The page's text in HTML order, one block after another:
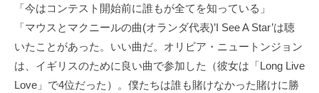
「今はコンテスト開始前に誰もが全てを知っている」
「マウスとマクニールの曲(オランダ代表)’I See A Star’は聴
いたことがあった。いい曲だ。オリビア・ニュートンジョン
は、イギリスのために良い曲で参加した（彼女は「Long Live
Love」で4位だった）。僕たちは誰も賭けなかった賭けに勝